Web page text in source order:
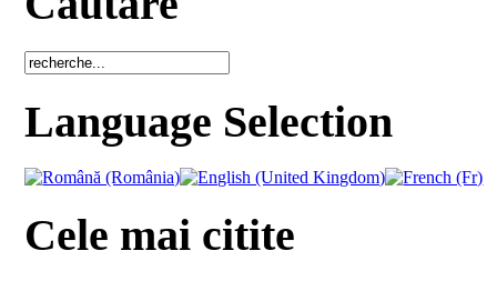
Language Selection
Cele mai citite